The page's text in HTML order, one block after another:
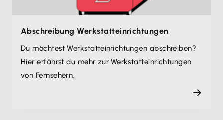
Abschreibung Werkstatt­einrichtungen
Du möchtest Werkstatt­einrichtungen abschreiben?
Hier erfährst du mehr zur Werkstatt­einrichtungen
von Fernsehern.